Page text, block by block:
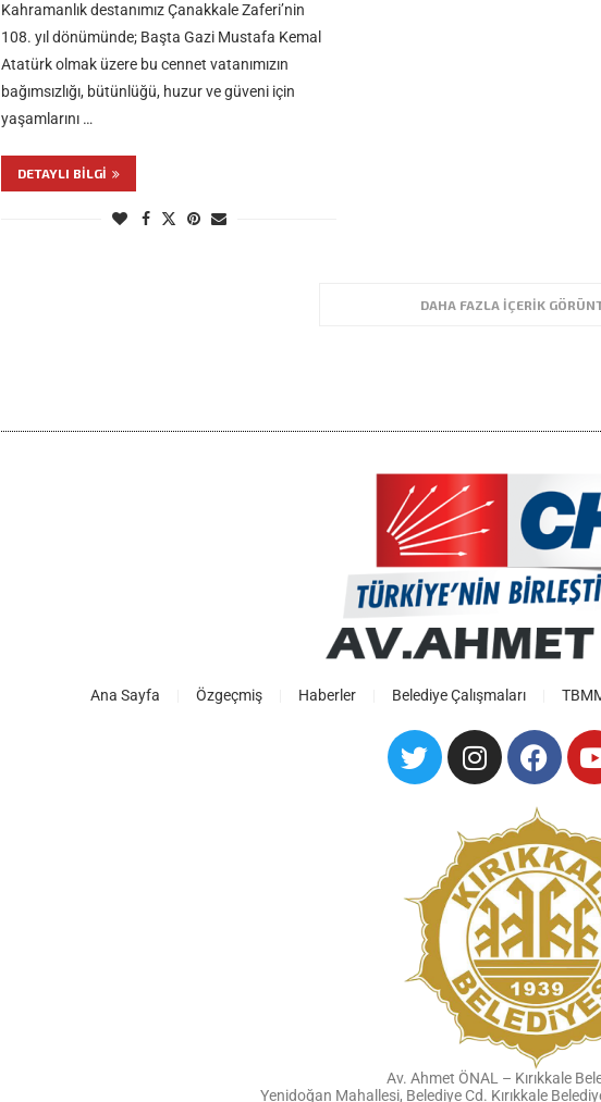
Kahramanlık destanımız Çanakkale Zaferi’nin
108. yıl dönümünde; Başta Gazi Mustafa Kemal
Atatürk olmak üzere bu cennet vatanımızın
bağımsızlığı, bütünlüğü, huzur ve güveni için
yaşamlarını …
DETAYLI BILGI
DAHA FAZLA İÇERIK
Ana Sayfa Özgeçmiş Haberler Belediye Çalışmaları
Av. Ahmet ÖNAL – Kırıkkale
Yenidoğan Mahallesi, Belediye Cd. Kırıkkale